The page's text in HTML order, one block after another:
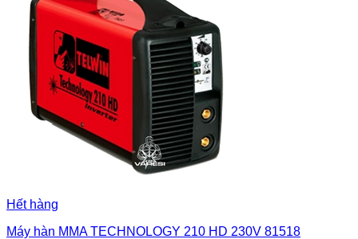
Hết hàng
Máy hàn MMA TECHNOLOGY 210 HD 230V 81518